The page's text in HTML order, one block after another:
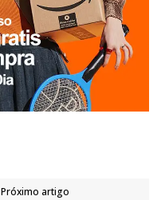
Próximo artigo